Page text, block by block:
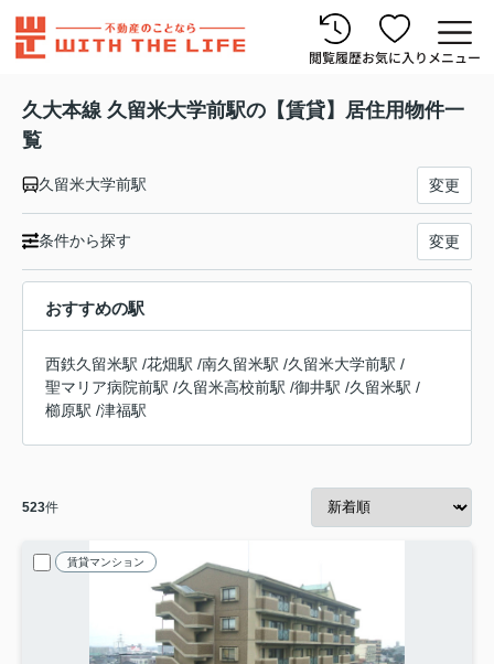
閲覧履歴お気に入り メニュー
久大本線 久留米大学前駅の【賃貸】居住用物件一
覧
久留米大学前駅 変更
条件から探す 変更
おすすめの駅
西鉄久留米駅 /花畑駅 /南久留米駅 /久留米大学前駅 /
聖マリア病院前駅 /久留米高校前駅 /御井駅 /久留米駅 /
櫛原駅 /津福駅
523件
賃貸マンション